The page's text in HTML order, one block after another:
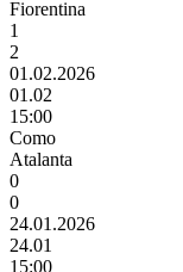
Fiorentina
1
2
01.02.2026
01.02
15:00
Como
Atalanta
0
0
24.01.2026
24.01
15:00